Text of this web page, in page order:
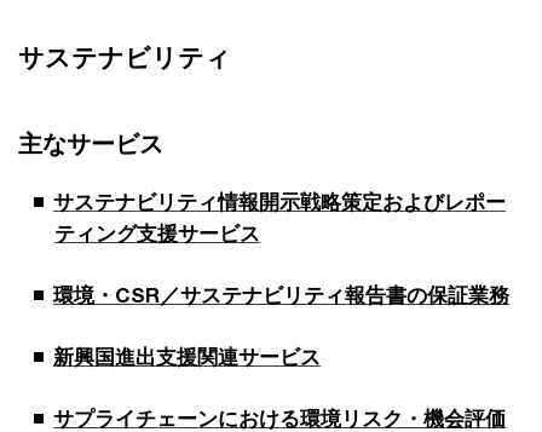
サステナビリティ
主なサービス
サステナビリティ情報開示戦略策定およびレポー
ティング支援サービス
環境・CSR／サステナビリティ報告書の保証業務
新興国進出支援関連サービス
サプライチェーンにおける環境リスク・機会評価